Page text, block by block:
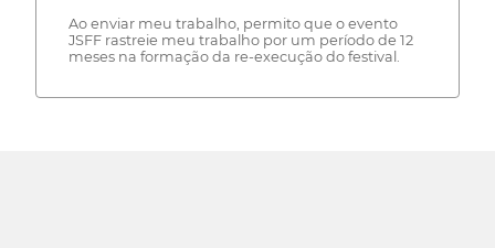
Ao enviar meu trabalho, permito que o evento
JSFF rastreie meu trabalho por um período de 12
meses na formação da re-execução do festival.